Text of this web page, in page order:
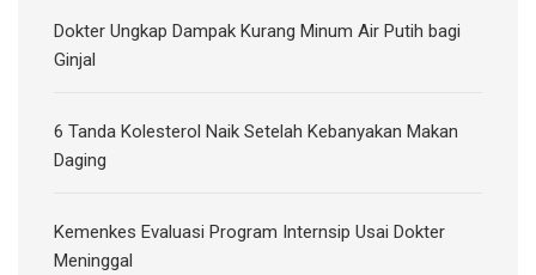
Dokter Ungkap Dampak Kurang Minum Air Putih bagi
Ginjal
6 Tanda Kolesterol Naik Setelah Kebanyakan Makan
Daging
Kemenkes Evaluasi Program Internsip Usai Dokter
Meninggal